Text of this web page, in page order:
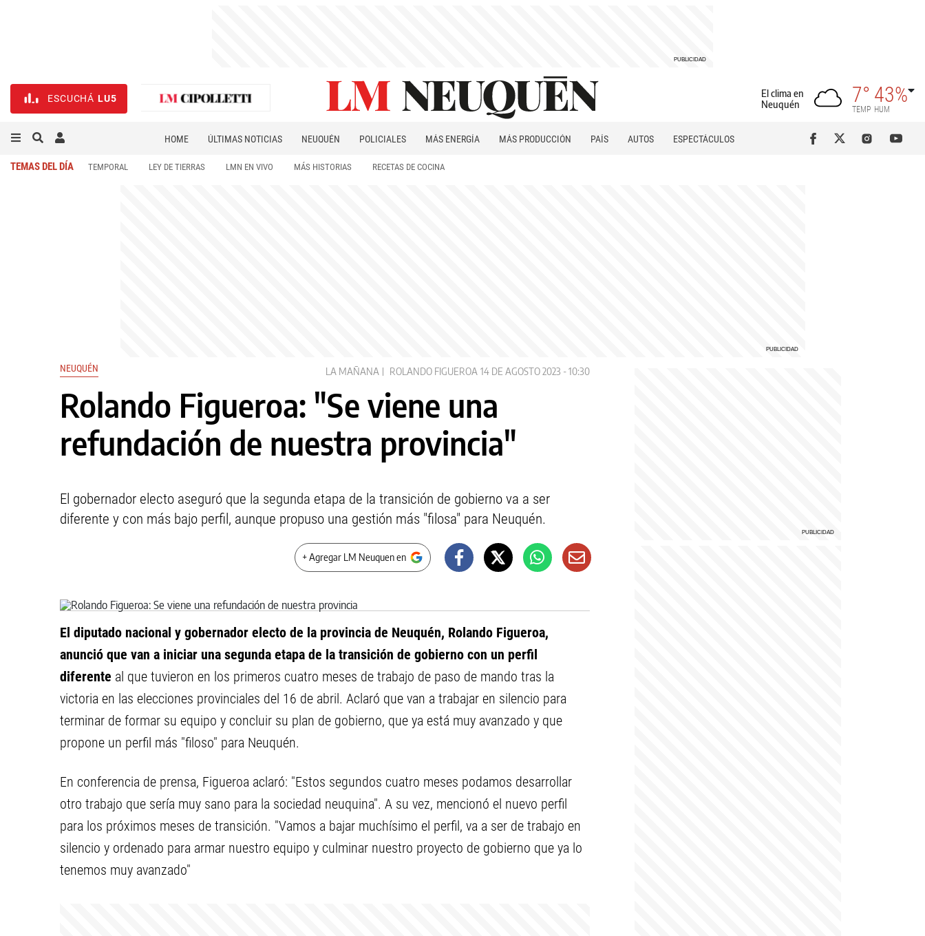
ESCUCHÁ LU5
El clima en
Neuquén
7°
TEMP
43%
HUM
HOME ÚLTIMAS NOTICIAS NEUQUÉN POLICIALES MÁS ENERGÍA MÁS PRODUCCIÓN PAÍS AUTOS
ESPECTÁCULOS
TEMAS DEL DÍA TEMPORAL LEY DE TIERRAS LMN EN VIVO MÁS HISTORIAS RECETAS DE COCINA
NEUQUÉN LA MAÑANA ROLANDO FIGUEROA 14 DE AGOSTO 2023 - 10:30
Rolando Figueroa: "Se viene una
refundación de nuestra provincia"
El gobernador electo aseguró que la segunda etapa de la transición de gobierno va a ser
diferente y con más bajo perfil, aunque propuso una gestión más "filosa" para Neuquén.
+ Agregar LM Neuquen en
El diputado nacional y gobernador electo de la provincia de Neuquén, Rolando Figueroa,
anunció que van a iniciar una segunda etapa de la transición de gobierno con un perfil
diferente al que tuvieron en los primeros cuatro meses de trabajo de paso de mando tras la
victoria en las elecciones provinciales del 16 de abril. Aclaró que van a trabajar en silencio para
terminar de formar su equipo y concluir su plan de gobierno, que ya está muy avanzado y que
propone un perfil más "filoso" para Neuquén.
En conferencia de prensa, Figueroa aclaró: "Estos segundos cuatro meses podamos desarrollar
otro trabajo que sería muy sano para la sociedad neuquina". A su vez, mencionó el nuevo perfil
para los próximos meses de transición. "Vamos a bajar muchísimo el perfil, va a ser de trabajo en
silencio y ordenado para armar nuestro equipo y culminar nuestro proyecto de gobierno que ya lo
tenemos muy avanzado"